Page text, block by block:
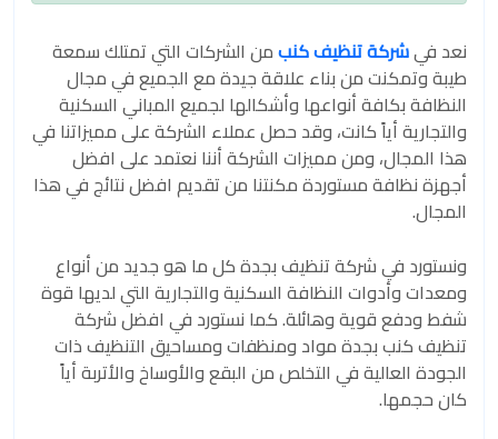
نعد فيشركة تنظيف كنبمن الشركات التي تمتلك سمعة
طيبة وتمكنت من بناء علاقة جيدة مع الجميع في مجال
النظافة بكافة أنواعها وأشكالها لجميع المباني السكنية
والتجارية أياً كانت، وقد حصل عملاء الشركة على مميزاتنا في
هذا المجال، ومن مميزات الشركة أننا نعتمد على افضل
أجهزة نظافة مستوردة مكنتنا من تقديم افضل نتائج في هذا
المجال.
ونستورد في شركة تنظيف بجدة كل ما هو جديد من أنواع
ومعدات وأدوات النظافة السكنية والتجارية التي لديها قوة
شفط ودفع قوية وهائلة. كما نستورد في افضل شركة
تنظيف كنب بجدة مواد ومنظفات ومساحيق التنظيف ذات
الجودة العالية في التخلص من البقع والأوساخ والأتربة أياً
كان حجمها.